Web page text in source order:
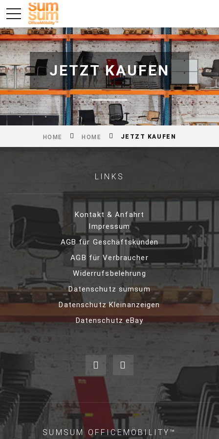
JETZT KAUFEN
HOME HOME JETZT KAUFEN
LINKS
Kontakt & Anfahrt
Impressum
AGB für Geschäftskunden
AGB für Verbraucher
Widerrufsbelehrung
Datenschutz sumsum
Datenschutz Kleinanzeigen
Datenschutz eBay
SUMSUM OFFICEMÖBILITY™